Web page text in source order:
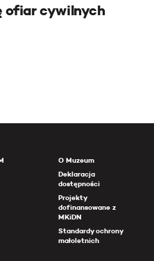
ofiar cywilnych
O Muzeum
Deklaracja
dostępności
Projekty
dofinansowane z
MKiDN
Standardy ochrony
małoletnich